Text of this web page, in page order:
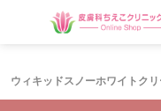
ウィキッドスノーホワイトク